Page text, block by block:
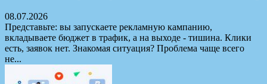
08.07.2026
Представьте: вы запускаете рекламную кампанию,
вкладываете бюджет в трафик, а на выходе - тишина. Клики
есть, заявок нет. Знакомая ситуация? Проблема чаще всего
не...